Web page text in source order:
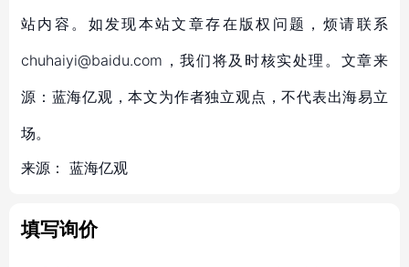
站内容。如发现本站文章存在版权问题，烦请联系
chuhaiyi@baidu.com，我们将及时核实处理。文章来
源：蓝海亿观，本文为作者独立观点，不代表出海易立
场。
来源： 蓝海亿观
填写询价